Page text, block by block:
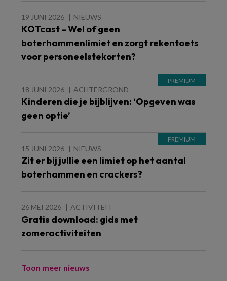
19 JUNI 2026 NIEUWS
KOTcast – Wel of geen
boterhammenlimiet en zorgt rekentoets
voor personeelstekorten?
18 JUNI 2026 ACHTERGROND
Kinderen die je bijblijven: ‘Opgeven was
geen optie’
15 JUNI 2026 NIEUWS
Zit er bij jullie een limiet op het aantal
boterhammen en crackers?
26 MEI 2026 ACTIVITEIT
Gratis download: gids met
zomeractiviteiten
Toon meer nieuws